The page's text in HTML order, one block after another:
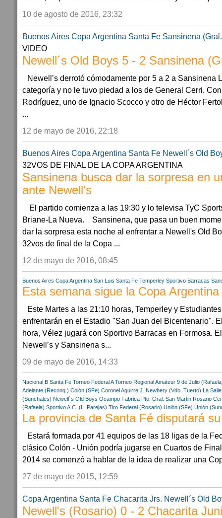
10 de agosto de 2016, 23:32
Buenos Aires Copa Argentina Santa Fe Sansinena
VIDEO
Newell´s Old Boys 5 - 2 Sansinena
Newell’s derrotó cómodamente por 5 a 2 a Sansinena
categoría y no le tuvo piedad a los de General Cerri.
Rodríguez, uno de Ignacio Scocco y otro de Héctor
...
12 de mayo de 2016, 22:18
Buenos Aires Copa Argentina Santa Fe Newell´s Old
32VOS DE FINAL DE LA COPA ARGENTINA
Sansinena busca dar la sorpresa en
ante Newell's
El partido comienza a las 19:30 y lo televisa TyC
Briane-La Nueva. Sansinena, que pasa un buen
dar la sorpresa esta noche al enfrentar a Newell's Old
32vos de final de la Copa ...
12 de mayo de 2016, 08:45
Buenos Aires Copa Argentina San Luis Santa Fe Temperley Sportivo Barracas
Esta semana sigue la Copa
Este Martes a las 21:10 horas, Temperley y
enfrentarán en el Estadio "San Juan del Bicentenario".
hora, Vélez jugará con Sportivo Barracas en Formosa.
Newell’s y Sansinena s...
09 de mayo de 2016, 14:33
Nacional B Santa Fe Torneo Federal A Torneo Regional Amateur 9 de Julio
Adelante (Reconq.) Colón (SFe) Coronel Aguirre J. Newbery (Vdo. Tuerto) La
(Sunchales) Newell´s Old Boys Ocampo Fabrica Pto. Gral. San Martin Rosario
(Rafaela) Sportivo A.C. (L. Parejas) Tiro Federal (Rosario) Unión (SFe) Unión
La provincia de Santa Fé disputará
Estará formada por 41 equipos de las 18 ligas de la
clásico Colón - Unión podría jugarse en Cuartos de
2014 se comenzó a hablar de la idea de realizar una
27 de mayo de 2015, 12:59
Copa Argentina Santa Fe Chacarita Jrs. Newell´s Old
Newell's (Rosario) 0 - 2 Chacarita